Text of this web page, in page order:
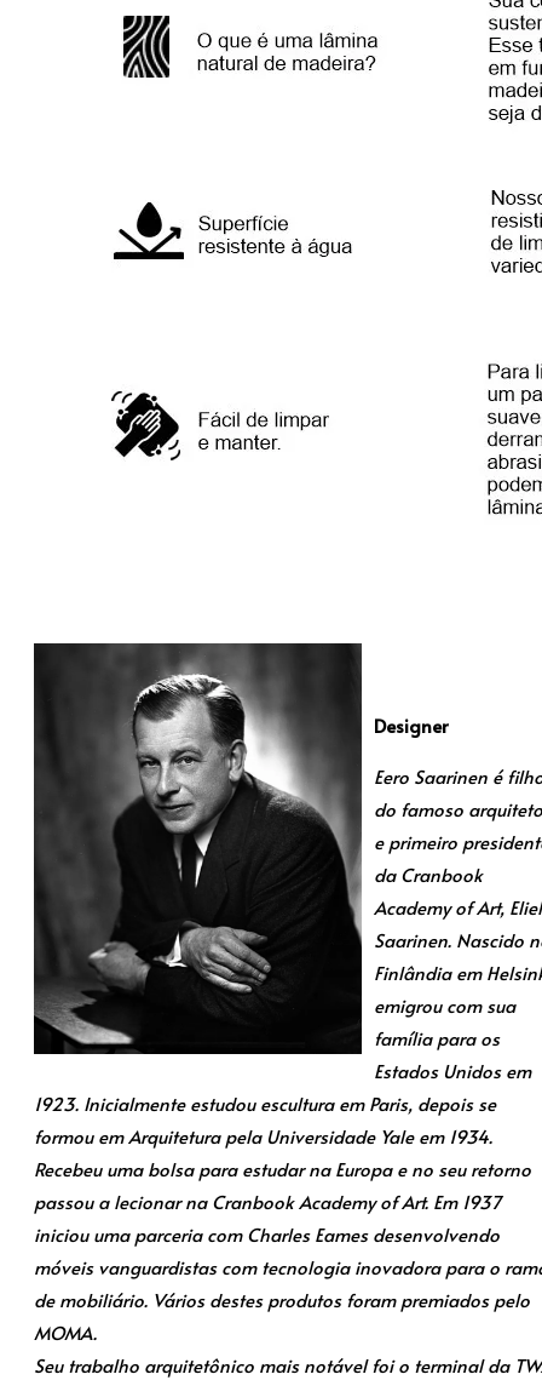
Designer
Eero Saarinen é
do famoso arquiteto
e primeiro
da Cranbook
Academy of Art, Eliel
Saarinen. Nascido
Finlândia em
emigrou com sua
família para os
Estados Unidos em
1923. Inicialmente estudou escultura em Paris, depois se
formou em Arquitetura pela Universidade Yale em 1934.
Recebeu uma bolsa para estudar na Europa e no seu retorno
passou a lecionar na Cranbook Academy of Art. Em 1937
iniciou uma parceria com Charles Eames desenvolvendo
móveis vanguardistas com tecnologia inovadora para o
de mobiliário. Vários destes produtos foram premiados pelo
MOMA.
Seu trabalho arquitetônico mais notável foi o terminal da